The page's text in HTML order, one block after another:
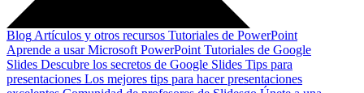
Blog Artículos y otros recursos Tutoriales de PowerPoint
Aprende a usar Microsoft PowerPoint Tutoriales de Google
Slides Descubre los secretos de Google Slides Tips para
presentaciones Los mejores tips para hacer presentaciones